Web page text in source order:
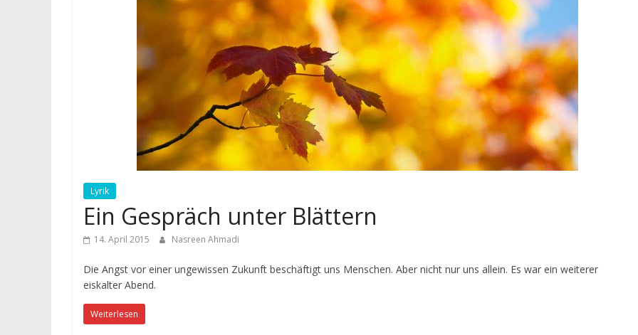
Lyrik
Ein Gespräch unter Blättern
14. April 2015 Nasreen Ahmadi
Die Angst vor einer ungewissen Zukunft beschäftigt uns Menschen. Aber nicht nur uns allein. Es war ein weiterer
eiskalter Abend.
Weiterlesen